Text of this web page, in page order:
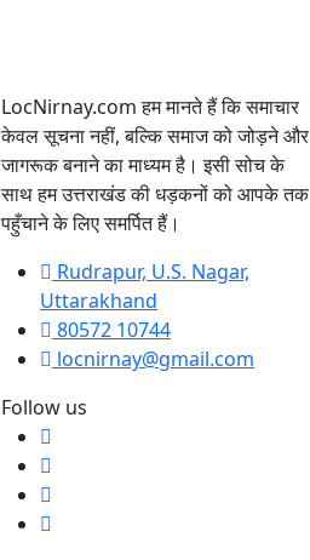
LocNirnay.com हम मानते हैं कि समाचार
केवल सूचना नहीं, बल्कि समाज को जोड़ने और
जागरूक बनाने का माध्यम है। इसी सोच के
साथ हम उत्तराखंड की धड़कनों को आपके तक
पहुँचाने के लिए समर्पित हैं।
Rudrapur, U.S. Nagar,
Uttarakhand
80572 10744
locnirnay@gmail.com
Follow us